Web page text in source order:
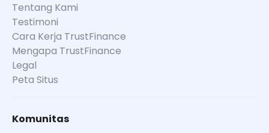
Tentang Kami
Testimoni
Cara Kerja TrustFinance
Mengapa TrustFinance
Legal
Peta Situs
Komunitas